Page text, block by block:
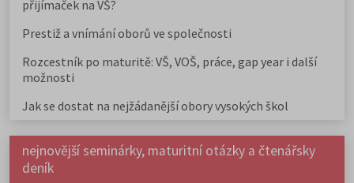
přijímaček na VŠ?
Prestiž a vnímání oborů ve společnosti
Rozcestník po maturitě: VŠ, VOŠ, práce, gap year i další
možnosti
Jak se dostat na nejžádanější obory vysokých škol
nejnovější seminárky, maturitní otázky a čtenářsky
deník